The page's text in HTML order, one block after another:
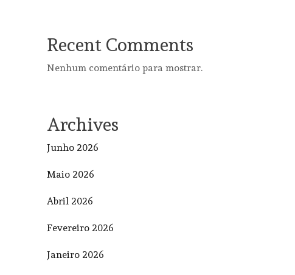
Recent Comments
Nenhum comentário para mostrar.
Archives
Junho 2026
Maio 2026
Abril 2026
Fevereiro 2026
Janeiro 2026